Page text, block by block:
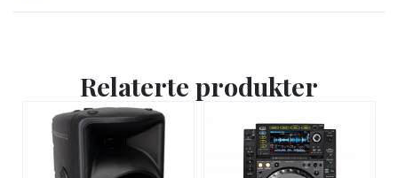
Relaterte produkter